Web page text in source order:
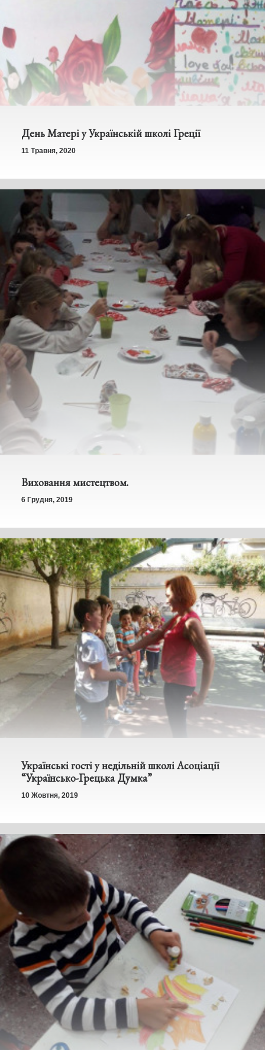
День Матері у Українській школі Греції
11 Травня, 2020
Виховання мистецтвом.
6 Грудня, 2019
Українські гості у недільній школі Асоціації
“Українсько-Грецька Думка”
10 Жовтня, 2019